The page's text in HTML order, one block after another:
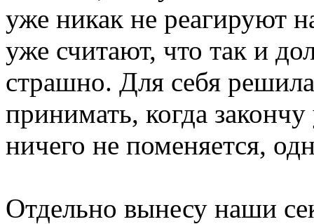
уже никак не реагируют
уже считают, что так и
страшно. Для себя
принимать, когда
ничего не поменяется,
Отдельно вынесу наши